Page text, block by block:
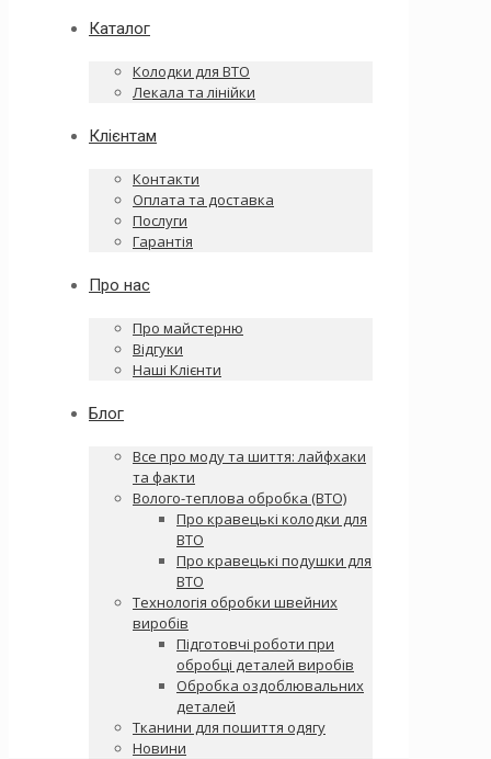
Каталог
Колодки для ВТО
Лекала та лінійки
Клієнтам
Контакти
Оплата та доставка
Послуги
Гарантія
Про нас
Про майстерню
Відгуки
Наші Клієнти
Блог
Все про моду та шиття: лайфхаки
та факти
Волого-теплова обробка (ВТО)
Про кравецькі колодки для
ВТО
Про кравецькі подушки для
ВТО
Технологія обробки швейних
виробів
Підготовчі роботи при
обробці деталей виробів
Обробка оздоблювальних
деталей
Тканини для пошиття одягу
Новини